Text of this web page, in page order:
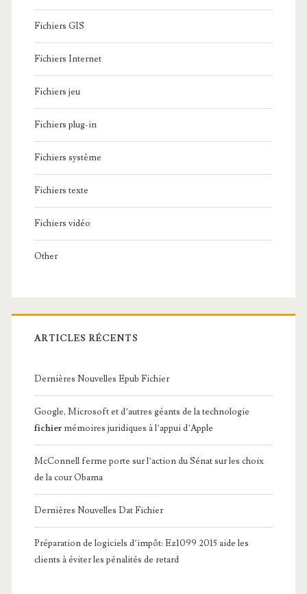
Fichiers GIS
Fichiers Internet
Fichiers jeu
Fichiers plug-in
Fichiers système
Fichiers texte
Fichiers vidéo
Other
ARTICLES RÉCENTS
Dernières Nouvelles Epub Fichier
Google, Microsoft et d’autres géants de la technologie
fichier mémoires juridiques à l’appui d’Apple
McConnell ferme porte sur l’action du Sénat sur les choix
de la cour Obama
Dernières Nouvelles Dat Fichier
Préparation de logiciels d’impôt: Ez1099 2015 aide les
clients à éviter les pénalités de retard